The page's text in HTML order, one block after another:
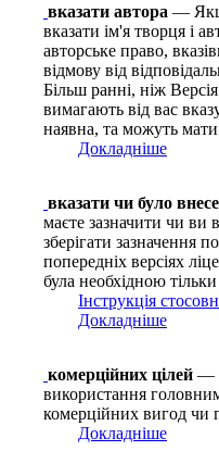
вказати автора —
вказати ім'я творця і
авторське право,
відмову від
Більш ранні, ніж
вимагають від вас
наявна, та можуть мати
Докладніше
вказати чи було
маєте зазначити чи ви
зберігати зазначення
попередніх версіях
була необхідною
Інструкція
Докладніше
комерційних цілей —
використання
комерційних вигод чи
Докладніше